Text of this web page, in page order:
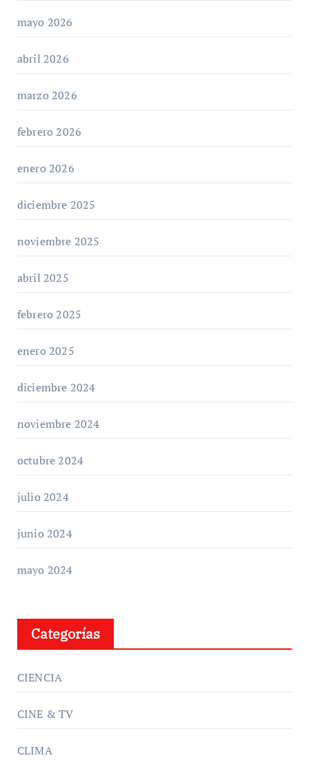
mayo 2026
abril 2026
marzo 2026
febrero 2026
enero 2026
diciembre 2025
noviembre 2025
abril 2025
febrero 2025
enero 2025
diciembre 2024
noviembre 2024
octubre 2024
julio 2024
junio 2024
mayo 2024
Categorías
CIENCIA
CINE & TV
CLIMA